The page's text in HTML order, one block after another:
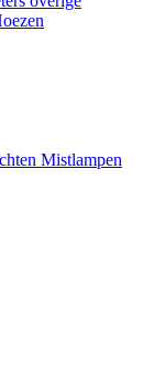
Mistlampen